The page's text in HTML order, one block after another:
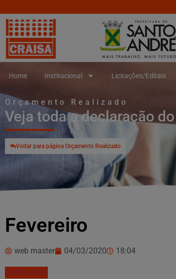
Home Institucional Licitações/Editais
Orçamento Realizado
Veja toda a declaração
Voltar para página Orçamento Realizado
Fevereiro
web master 04/03/2020 18:04
DOWNLOAD